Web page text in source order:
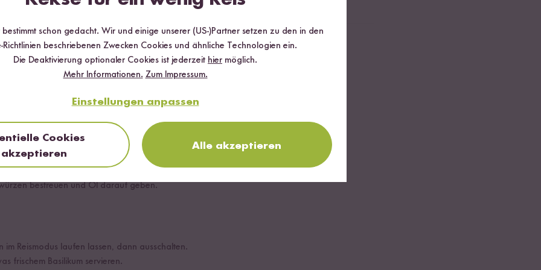
und Knoblauch hacken.
Knoblauch in den Reiskocher geben.
bestreuen und Öl darauf geben.
im Reismodus laufen lassen, dann ausschalten.
frischem Basilikum servieren.
bestimmt schon gedacht. Wir und einige unserer (US-)Partner setzen zu den in den
Richtlinien beschriebenen Zwecken Cookies und ähnliche Technologien ein.
Die Deaktivierung optionaler Cookies ist jederzeit hier möglich.
Mehr Informationen. Zum Impressum.
Einstellungen anpassen
Cookies
akzeptieren
Alle akzeptieren